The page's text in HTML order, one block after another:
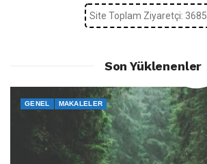
Site Toplam Ziyaretçi: 3685
Son Yüklenenler
GENEL MAKALELER